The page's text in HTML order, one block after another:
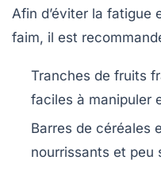
Afin d’éviter la fatigue
faim, il est
Tranches de fruits
faciles à manipuler
Barres de céréales
nourrissants et peu